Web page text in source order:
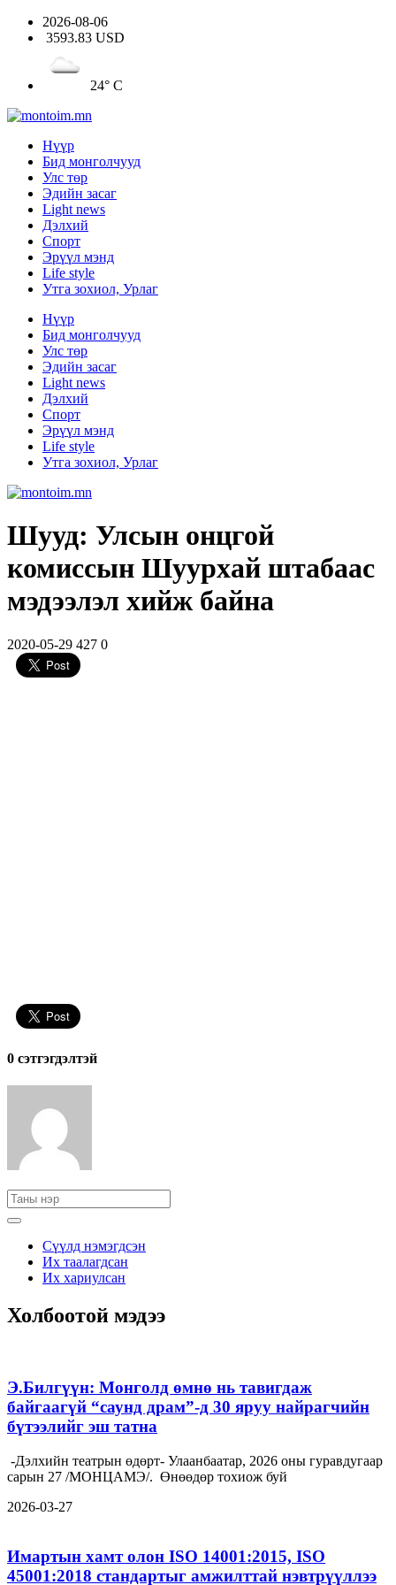
2026-08-06
3593.83 USD
24° C
Нүүр
Бид монголчууд
Улс төр
Эдийн засаг
Light news
Дэлхий
Спорт
Эрүүл мэнд
Life style
Утга зохиол, Урлаг
Нүүр
Бид монголчууд
Улс төр
Эдийн засаг
Light news
Дэлхий
Спорт
Эрүүл мэнд
Life style
Утга зохиол, Урлаг
Шууд: Улсын онцгой
комиссын Шуурхай штабаас
мэдээлэл хийж байна
2020-05-29 427 0
0 cэтгэгдэлтэй
Сүүлд нэмэгдсэн
Их таалагдсан
Их хариулсан
Холбоотой мэдээ
Э.Билгүүн: Монголд өмнө нь тавигдаж
байгаагүй “саунд драм”-д 30 яруу найрагчийн
бүтээлийг эш татна
-Дэлхийн театрын өдөрт- Улаанбаатар, 2026 оны гуравдугаар
сарын 27 /МОНЦАМЭ/. Өнөөдөр тохиож буй
2026-03-27
Имартын хамт олон ISO 14001:2015, ISO
45001:2018 стандартыг амжилттай нэвтрүүллээ